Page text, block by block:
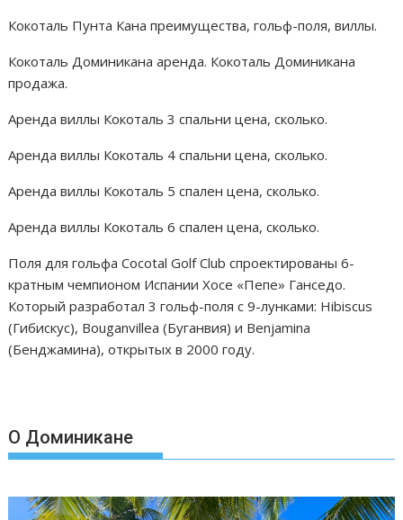
Кокоталь Пунта Кана преимущества, гольф-поля, виллы.
Кокоталь Доминикана аренда. Кокоталь Доминикана
продажа.
Аренда виллы Кокоталь 3 спальни цена, сколько.
Аренда виллы Кокоталь 4 спальни цена, сколько.
Аренда виллы Кокоталь 5 спален цена, сколько.
Аренда виллы Кокоталь 6 спален цена, сколько.
Поля для гольфа Cocotal Golf Club спроектированы 6-
кратным чемпионом Испании Хосе «Пепе» Ганседо.
Который разработал 3 гольф-поля с 9-лунками: Hibiscus
(Гибискус), Bouganvillea (Буганвия) и Benjamina
(Бенджамина), открытых в 2000 году.
О Доминикане